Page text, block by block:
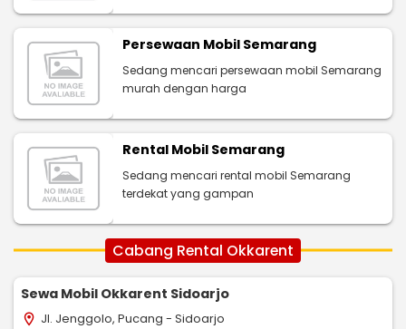
Persewaan Mobil Semarang
Sedang mencari persewaan mobil Semarang
murah dengan harga
Rental Mobil Semarang
Sedang mencari rental mobil Semarang
terdekat yang gampan
Cabang Rental Okkarent
Sewa Mobil Okkarent Sidoarjo
location_on Jl. Jenggolo, Pucang - Sidoarjo